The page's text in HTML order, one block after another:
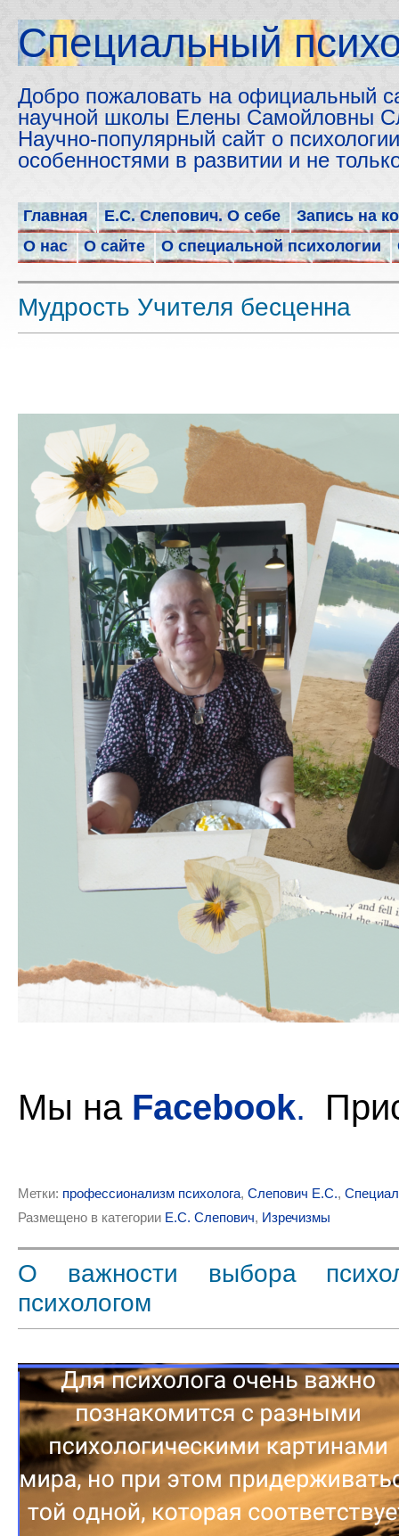
Cпециальный
Добро пожаловать на официальный
научной школы Елены Самойловны
Научно-популярный сайт о
особенностями в развитии и не
Главная Е.С. Слепович. О себе
Запись на
О нас
О сайте О специальной психологии
Мудрость Учителя бесценна
Мы на Facebook.
Метки: профессионализм психолога, Слепович Е.С.,
Размещено в категории Е.С. Слепович, Изречизмы
О важности выбора
психологом